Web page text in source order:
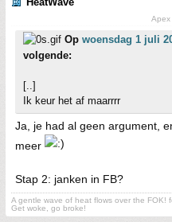
Apex
Op woensdag 1 juli
volgende:
[..]
Ik keur het af maarrrr
Ja, je had al geen argument,
meer
Stap 2: janken in FB?
A gentle wave of heat flows over the FOK!
Get woke, go broke!